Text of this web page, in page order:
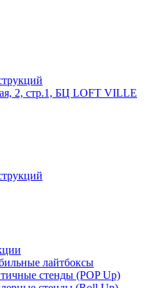
2, стр.1, БЦ LOFT VILLE
лайтбоксы
стенды (POP Up)